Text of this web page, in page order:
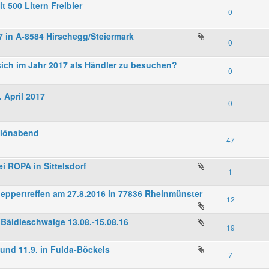
500 Litern Freibier
0
in A-8584 Hirschegg/Steiermark
0
im Jahr 2017 als Händler zu besuchen? 0
April 2017
0
47
ROPA in Sittelsdorf 1
am 27.8.2016 in 77836 Rheinmünster 12
13.08.-15.08.16 19
11.9. in Fulda-Böckels 7